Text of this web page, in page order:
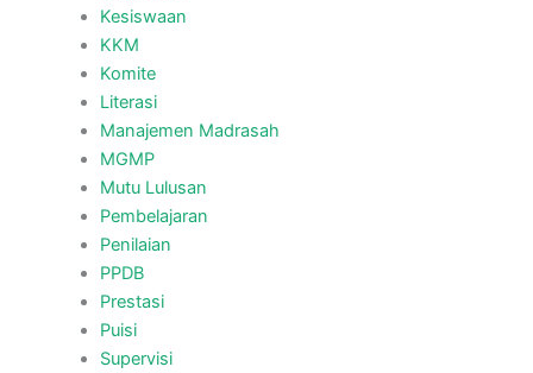
Kesiswaan
KKM
Komite
Literasi
Manajemen Madrasah
MGMP
Mutu Lulusan
Pembelajaran
Penilaian
PPDB
Prestasi
Puisi
Supervisi